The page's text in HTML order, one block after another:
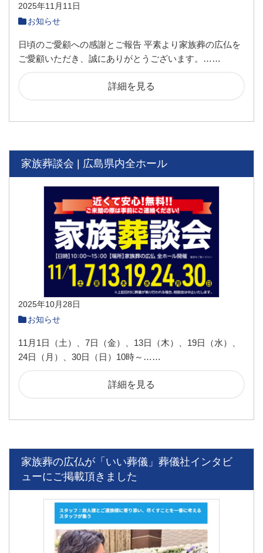
2025年11月11日
お知らせ
日頃のご愛顧への感謝とご報告 平素より家族葬の広仏を
ご愛顧いただき、誠にありがとうございます。……
詳細を見る
家族葬談会 | 広島県内全ホール
2025年10月28日
お知らせ
11月1日（土）、7日（金）、13日（木）、19日（水）、
24日（月）、30日（日）10時～……
詳細を見る
家族葬の広仏が「いい葬儀」葬儀社インタビ
ューにご掲載頂きました